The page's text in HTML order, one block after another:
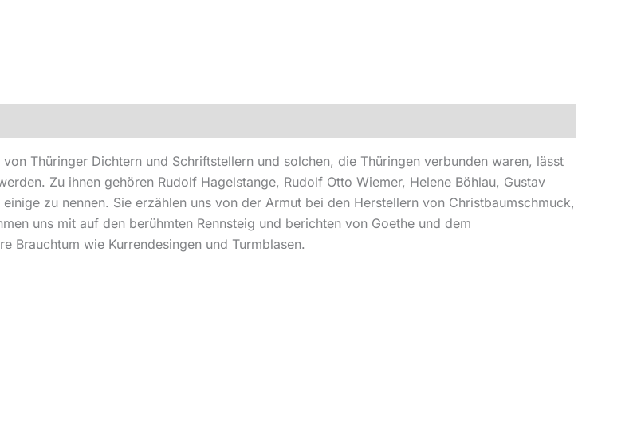
Thüringer Dichtern und Schriftstellern und solchen, die Thüringen verbunden waren, lässt
Zu ihnen gehören Rudolf Hagelstange, Rudolf Otto Wiemer, Helene Böhlau, Gustav
zu nennen. Sie erzählen uns von der Armut bei den Herstellern von Christbaumschmuck,
uns mit auf den berühmten Rennsteig und berichten von Goethe und dem
Brauchtum wie Kurrendesingen und Turmblasen.